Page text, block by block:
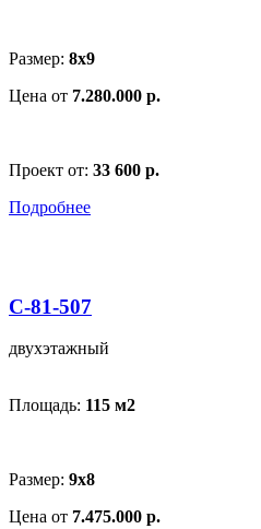
Размер: 8х9
Цена от 7.280.000 р.
Проект от: 33 600 р.
Подробнее
С-81-507
двухэтажный
Площадь: 115 м2
Размер: 9х8
Цена от 7.475.000 р.